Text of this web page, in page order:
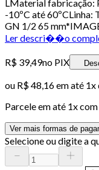
LMaterial fabricação:
-10ºC até
GN 1/2 65
Ler descri��o
R$ 39,49no PIX
ou R$ 48,16em até 1x
Parcele em até 1x
Ver mais formas de
Selecione ou digite a